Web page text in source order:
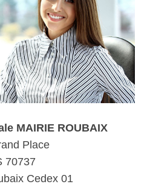
MAIRIE ROUBAIX
Place
70737
Cedex 01